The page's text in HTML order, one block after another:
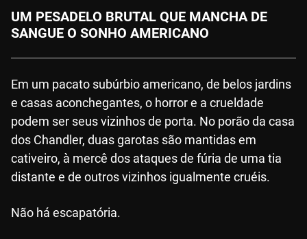
UM PESADELO BRUTAL QUE MANCHA DE
SANGUE O SONHO AMERICANO
Em um pacato subúrbio americano, de belos jardins
e casas aconchegantes, o horror e a crueldade
podem ser seus vizinhos de porta. No porão da casa
dos Chandler, duas garotas são mantidas em
cativeiro, à mercê dos ataques de fúria de uma tia
distante e de outros vizinhos igualmente cruéis.
Não há escapatória.